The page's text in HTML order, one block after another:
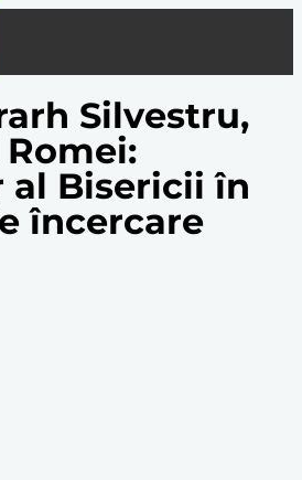
Silvestru,
al Bisericii în
încercare